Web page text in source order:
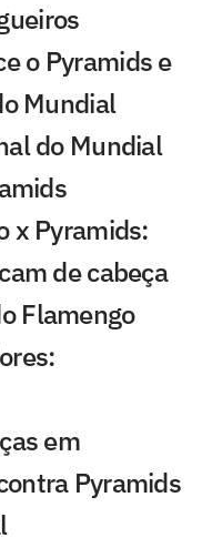
o Pyramids e
Mundial
do Mundial
x Pyramids:
de cabeça
Flamengo
em
Pyramids